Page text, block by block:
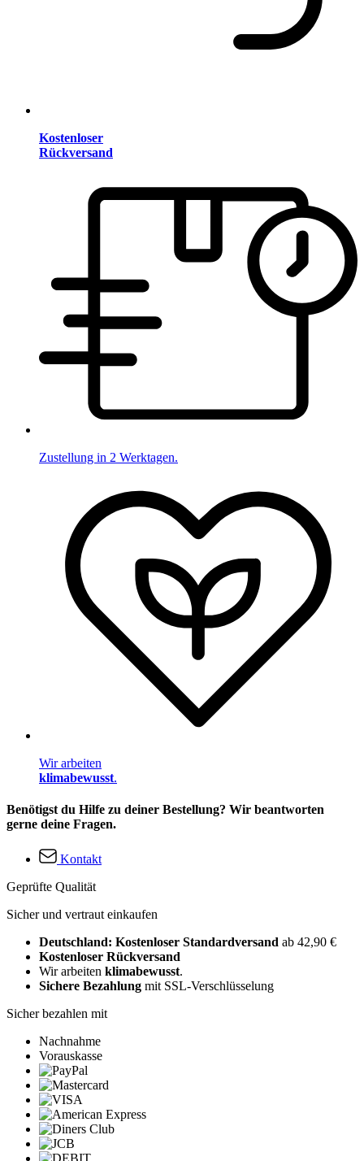
Kostenloser
Rückversand
Zustellung in 2 Werktagen.
Wir arbeiten
klimabewusst.
Benötigst du Hilfe zu deiner Bestellung? Wir beantworten
gerne deine Fragen.
Kontakt
Geprüfte Qualität
Sicher und vertraut einkaufen
Deutschland: Kostenloser Standardversand ab 42,90 €
Kostenloser Rückversand
Wir arbeiten klimabewusst.
Sichere Bezahlung mit SSL-Verschlüsselung
Sicher bezahlen mit
Nachnahme
Vorauskasse